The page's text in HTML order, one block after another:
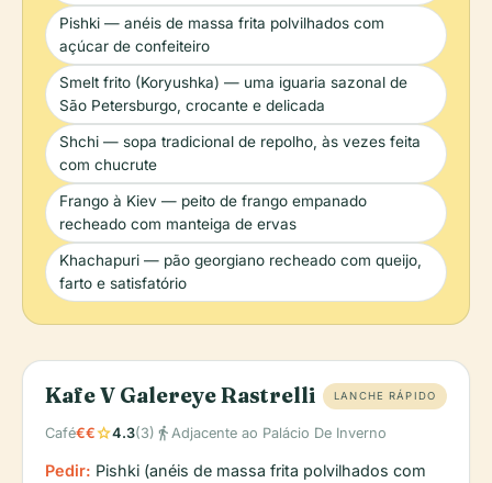
Pishki — anéis de massa frita polvilhados com
açúcar de confeiteiro
Smelt frito (Koryushka) — uma iguaria sazonal de
São Petersburgo, crocante e delicada
Shchi — sopa tradicional de repolho, às vezes feita
com chucrute
Frango à Kiev — peito de frango empanado
recheado com manteiga de ervas
Khachapuri — pão georgiano recheado com queijo,
farto e satisfatório
Kafe V Galereye Rastrelli LANCHE RÁPIDO
Café€€star4.3(3) directions_walk Adjacente ao Palácio De Inverno
Pedir: Pishki (anéis de massa frita polvilhados com